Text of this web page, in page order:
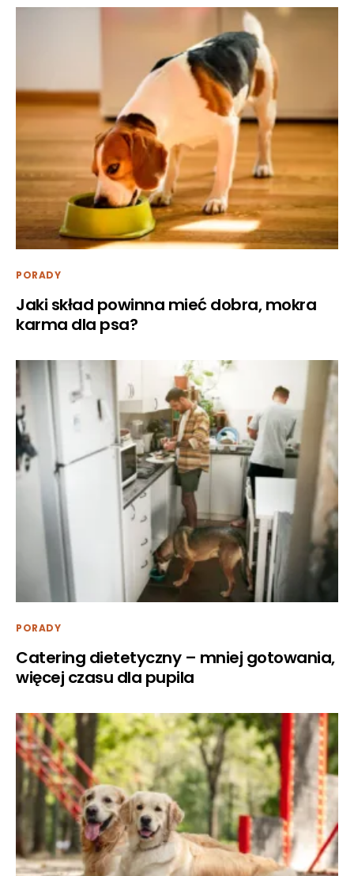
PORADY
Jaki skład powinna mieć dobra, mokra
karma dla psa?
PORADY
Catering dietetyczny – mniej gotowania,
więcej czasu dla pupila